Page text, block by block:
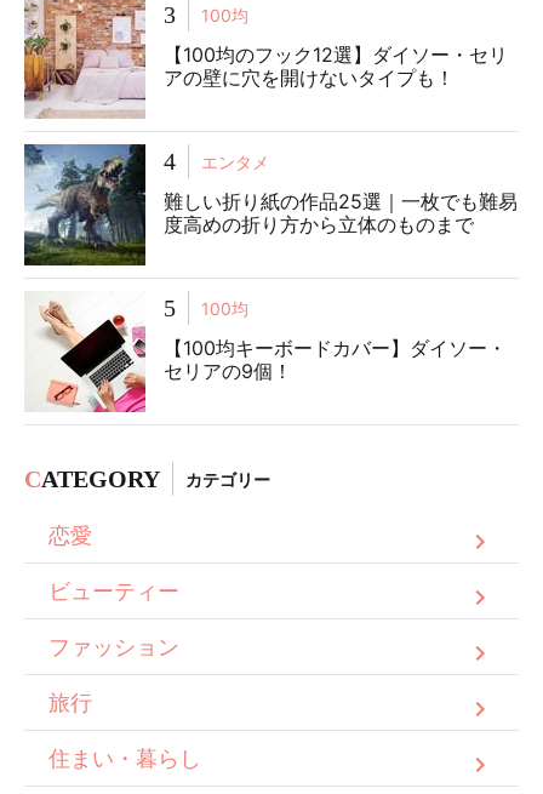
3 100均
【100均のフック12選】ダイソー・セリ
アの壁に穴を開けないタイプも！
4 エンタメ
難しい折り紙の作品25選｜一枚でも難易
度高めの折り方から立体のものまで
5 100均
【100均キーボードカバー】ダイソー・
セリアの9個！
CATEGORY カテゴリー
恋愛
ビューティー
ファッション
旅行
住まい・暮らし